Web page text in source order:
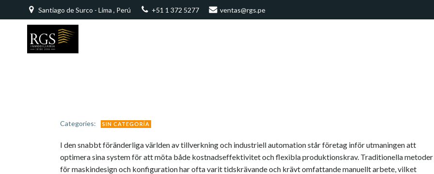
Santiago de Surco - Lima , Perú +51 1 372 5277 ventas@rgs.pe
Categories: SIN CATEGORÍA
I den snabbt föränderliga världen av tillverkning och industriell automation står företag inför utmaningen att
optimera sina system för att möta både kostnadseffektivitet och flexibla produktionskrav. Traditionella metoder
för maskindesign och konfiguration har ofta varit tidskrävande och krävt omfattande manuellt arbete, vilket